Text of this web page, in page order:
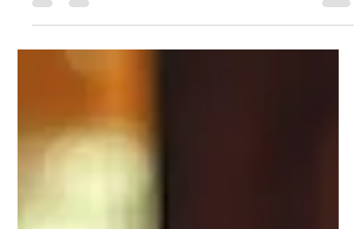
genom kreativitet, relevans och modet att sticka ut. För
starka varumärken växer inte genom att bara synas – utan